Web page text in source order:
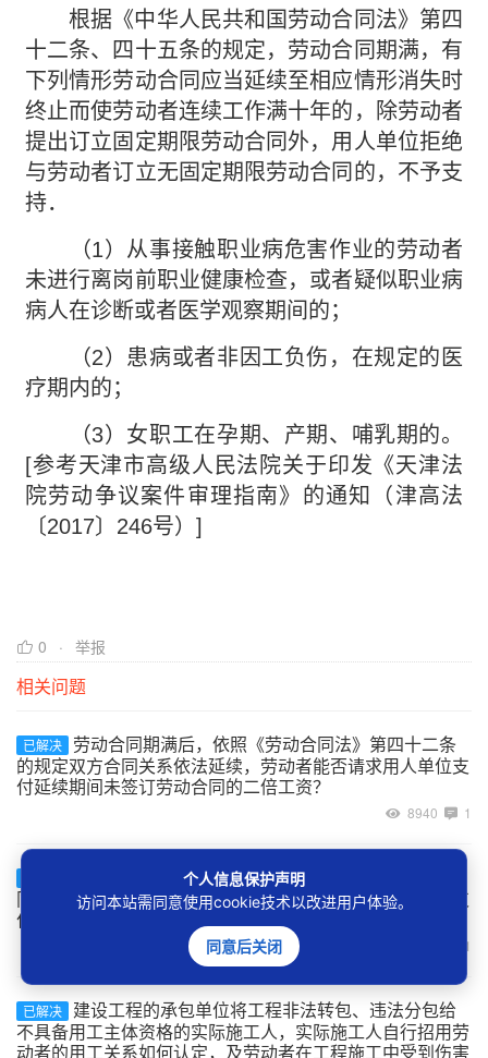
根据《中华人民共和国劳动合同法》第四
十二条、四十五条的规定，劳动合同期满，有
下列情形劳动合同应当延续至相应情形消失时
终止而使劳动者连续工作满十年的，除劳动者
提出订立固定期限劳动合同外，用人单位拒绝
与劳动者订立无固定期限劳动合同的，不予支
持．
（1）从事接触职业病危害作业的劳动者
未进行离岗前职业健康检查，或者疑似职业病
病人在诊断或者医学观察期间的；
（2）患病或者非因工负伤，在规定的医
疗期内的；
（3）女职工在孕期、产期、哺乳期的。
[参考天津市高级人民法院关于印发《天津法
院劳动争议案件审理指南》的通知（津高法
〔2017〕246号）]
0 举报
相关问题
已解决
劳动合同期满后，依照《劳动合同法》第四十二条
的规定双方合同关系依法延续，劳动者能否请求用人单位支
付延续期间未签订劳动合同的二倍工资？
8940 1
用人单位超过一个月未与劳动者订立书面劳动合
同，但在一年内又补订了劳动合同的，是否应该向劳动者支
付二倍工资？
1
已解决
建设工程的承包单位将工程非法转包、违法分包给
不具备用工主体资格的实际施工人，实际施工人自行招用劳
动者的用工关系如何认定，及劳动者在工程施工中受到伤害
个人信息保护声明
访问本站需同意使用cookie技术以改进用户体验。
同意后关闭